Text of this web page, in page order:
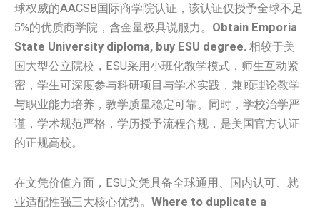
球权威的AACSB国际商学院认证，该认证仅授予全球不足
5%的优质商学院，含金量极具说服力。 Obtain Emporia
State University diploma, buy ESU degree. 相较于美
国大型公立院校，ESU采用小班化教学模式，师生互动紧
密，学生可深度参与科研项目与学术实践，兼顾理论教学
与职业能力培养，教学质量稳定可靠。同时，学校治学严
谨，学术规范严格，学历授予流程合规，是美国官方认证
的正规高校。
在文凭价值方面，ESU文凭具备全球通用、国内认可、就
业适配性强三大核心优势。 Where to duplicate a